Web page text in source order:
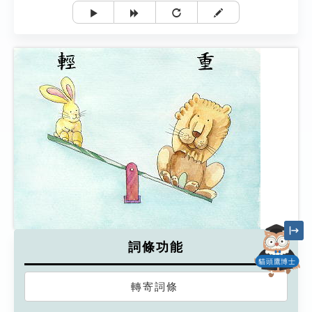
詞條功能
轉寄詞條
貓頭鷹博士